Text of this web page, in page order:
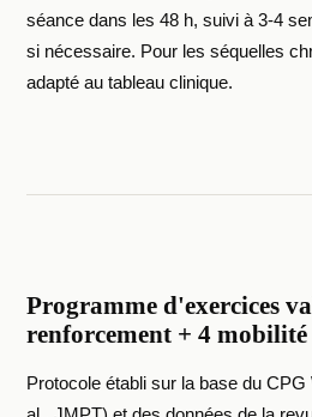
séance dans les 48 h, suivi à 3-4
si nécessaire. Pour les séquelles
adapté au tableau clinique.
Programme d'exercices
renforcement + 4 mobilité
Protocole établi sur la base du